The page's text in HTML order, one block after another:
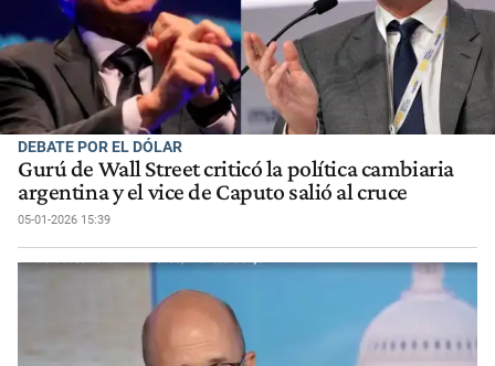
DEBATE POR EL DÓLAR
Gurú de Wall Street criticó la política cambiaria
argentina y el vice de Caputo salió al cruce
05-01-2026 15:39